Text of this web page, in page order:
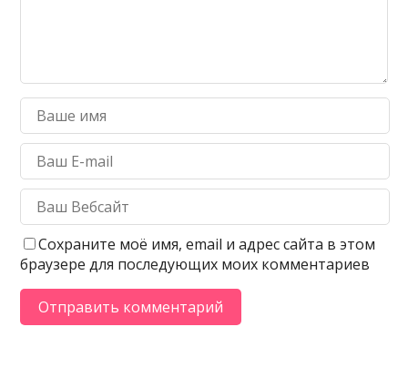
Сохраните моё имя, email и адрес сайта в этом
браузере для последующих моих комментариев